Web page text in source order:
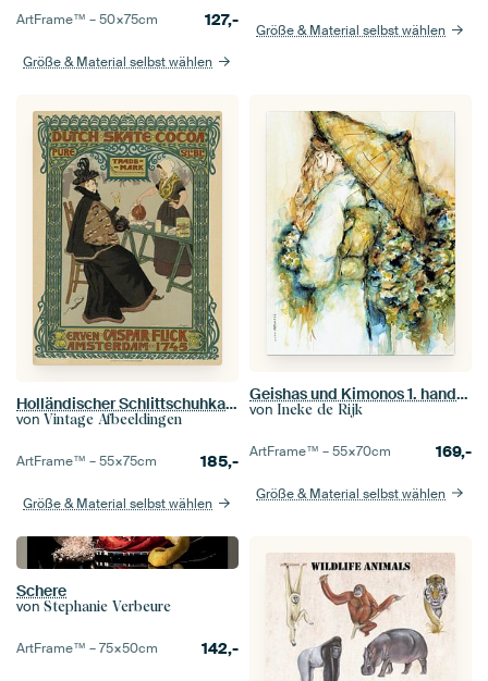
ArtFrame™ –50×75cm 127,-
Größe & Material selbst wählen
Größe & Material selbst wählen
Holländischer Schlittschuhkakao. Erven Caspar Flick, Johann Georg van Caspel
von Vintage Afbeeldingen
ArtFrame™ –55×75cm 185,-
Größe & Material selbst wählen
Geishas und Kimonos 1. handbemaltes Porträt.
von Ineke de Rijk
ArtFrame™ –55×70cm 169,-
Größe & Material selbst wählen
Schere
von Stephanie Verbeure
ArtFrame™ –75×50cm 142,-